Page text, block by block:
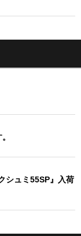
シュミ55SP』入荷